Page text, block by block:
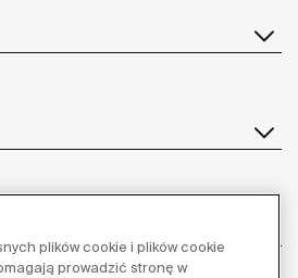
plików cookie i plików cookie
prowadzić stronę w